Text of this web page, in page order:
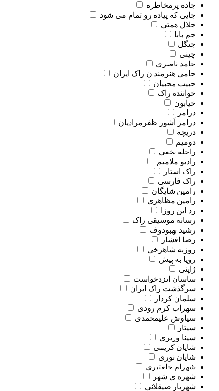
جاده پرمخاطره
جایی که پیاده رو تمام می شود
جلال همتی
جم بابا
جنگل
چینی
حامد ناصری
حامی هنرمندان راک ایران
حبیب محبیان
خواننده راک
خیابون
درامر
درامز آشور ظفرمرادیان
دریچه
دومیم
راحله نخعی
رادیو ملامیم
راک استار
راک فارسی
رامین شایگان
رامین مظاهری
رد این روزا
رسانه موسیقی راک
رشید بهبودوف
رضا افشار
روزبه شاهرخی
رویا به پیش
ژاپنی
ساسان ایزدخواست
سرگذشت راک ایران
سلمان کردار
سهراب کرم رودی
سیاوش علیمحمدی
سیتار
سینا وزیری
شایان کریمی
شایان نوری
شهرام خلعتبری
شهره ی شهر
شهریار صیقلانی